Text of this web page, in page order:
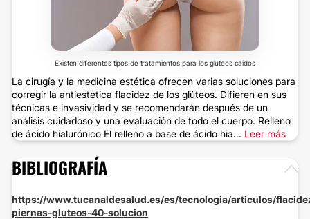
Existen diferentes tipos de tratamientos para los glúteos caídos
La cirugía y la medicina estética ofrecen varias soluciones para
corregir la antiestética flacidez de los glúteos. Difieren en sus
técnicas e invasividad y se recomendarán después de un
análisis cuidadoso y una evaluación de todo el cuerpo. Relleno
de ácido hialurónico El relleno a base de ácido hia... Leer más
BIBLIOGRAFÍA
https://www.tucanaldesalud.es/es/tecnologia/articulos/
piernas-gluteos-40-solucion